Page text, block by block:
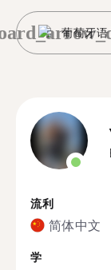
葡萄牙语
流利
简体中文
学